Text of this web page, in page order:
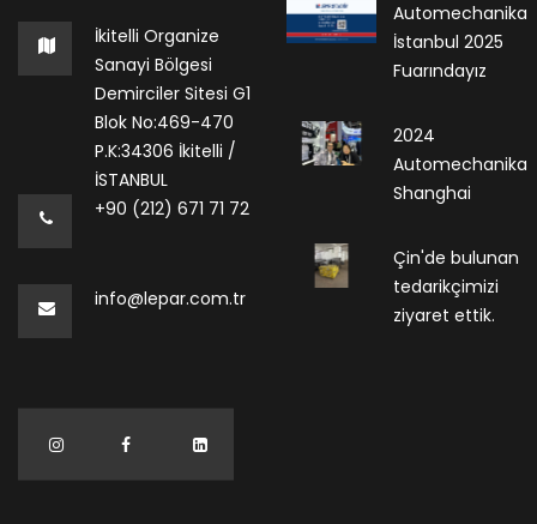
İkitelli Organize
Sanayi Bölgesi
Demirciler Sitesi G1
Blok No:469-470
P.K:34306 İkitelli /
İSTANBUL
+90 (212) 671 71 72
info@lepar.com.tr
Automechanika
İstanbul 2025
Fuarındayız
2024
Automechanika
Shanghai
Çin'de bulunan
tedarikçimizi
ziyaret ettik.